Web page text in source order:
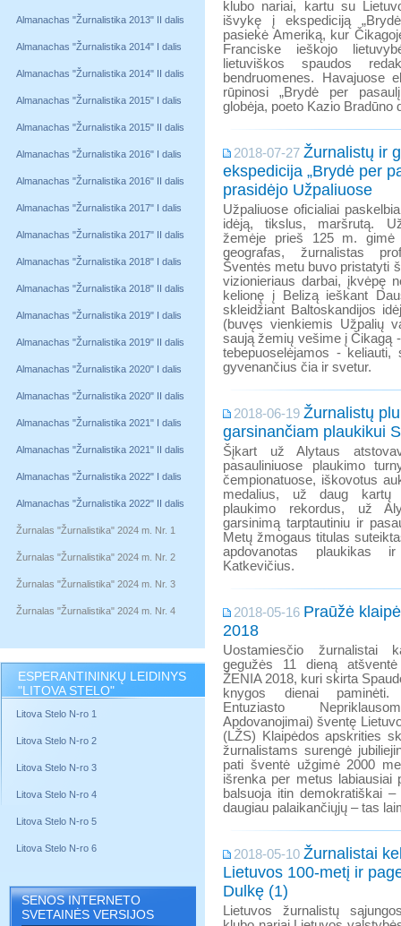
Almanachas "Žurnalistika 2013" II dalis
Almanachas "Žurnalistika 2014" I dalis
Almanachas "Žurnalistika 2014" II dalis
Almanachas "Žurnalistika 2015" I dalis
Almanachas "Žurnalistika 2015" II dalis
Almanachas "Žurnalistika 2016" I dalis
Almanachas "Žurnalistika 2016" II dalis
Almanachas "Žurnalistika 2017" I dalis
Almanachas "Žurnalistika 2017" II dalis
Almanachas "Žurnalistika 2018" I dalis
Almanachas "Žurnalistika 2018" II dalis
Almanachas "Žurnalistika 2019" I dalis
Almanachas "Žurnalistika 2019" II dalis
Almanachas "Žurnalistika 2020" I dalis
Almanachas "Žurnalistika 2020" II dalis
Almanachas "Žurnalistika 2021" I dalis
Almanachas "Žurnalistika 2021" II dalis
Almanachas "Žurnalistika 2022" I dalis
Almanachas "Žurnalistika 2022" II dalis
Žurnalas "Žurnalistika" 2024 m. Nr. 1
Žurnalas "Žurnalistika" 2024 m. Nr. 2
Žurnalas "Žurnalistika" 2024 m. Nr. 3
Žurnalas "Žurnalistika" 2024 m. Nr. 4
ESPERANTININKŲ LEIDINYS
"LITOVA STELO"
Litova Stelo N-ro 1
Litova Stelo N-ro 2
Litova Stelo N-ro 3
Litova Stelo N-ro 4
Litova Stelo N-ro 5
Litova Stelo N-ro 6
SENOS INTERNETO
SVETAINĖS VERSIJOS
klubo nariai, kartu su
išvykę į ekspediciją
pasiekė Ameriką, kur
Franciske ieškojo
lietuviškos spaudos
bendruomenes. Havajuose
rūpinosi „Brydė per
globėja, poeto Kazio Bradūno
2018-07-27 Žurnalistų ir
ekspedicija „Brydė per
prasidėjo Užpaliuose
Užpaliuose oficialiai
idėją, tikslus, maršrutą.
žemėje prieš 125 m. gimė
geografas, žurnalistas
Šventės metu buvo pristatyti
vizionieriaus darbai, įkvėpę
kelionę į Belizą ieškant
skleidžiant Baltoskandijos
(buvęs vienkiemis Užpalių
saują žemių vešime į Čikagą
tebepuoselėjamos -
gyvenančius čia ir svetur.
2018-06-19 Žurnalistų
garsinančiam plaukikui
Šįkart už Alytaus
pasauliniuose plaukimo
čempionatuose, iškovotus
medalius, už daug kartų
plaukimo rekordus, už
garsinimą tarptautiniu ir
Metų žmogaus titulas
apdovanotas plaukikas
Katkevičius.
2018-05-16 Praūžė
2018
Uostamiesčio žurnalistai
gegužės 11 dieną
ŽENIA 2018, kuri skirta
knygos dienai paminėti.
Entuziasto
Apdovanojimai) šventę
(LŽS) Klaipėdos apskrities
žurnalistams surengė
pati šventė užgimė 2000
išrenka per metus labiausiai
balsuoja itin demokratiškai
daugiau palaikančiųjų – tas
2018-05-10 Žurnalistai
Lietuvos 100-metį ir
Dulkę (1)
Lietuvos žurnalistų